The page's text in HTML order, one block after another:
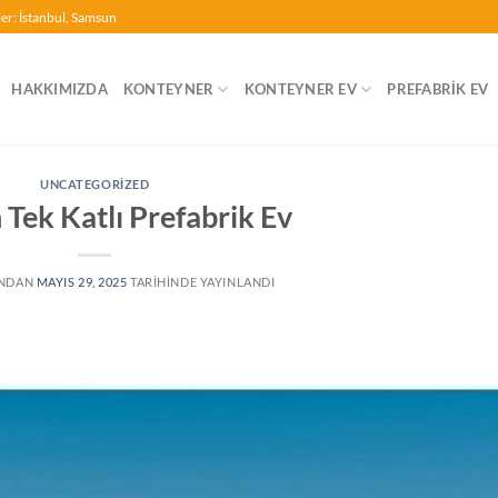
İstanbul, Samsun
HAKKIMIZDA KONTEYNER KONTEYNER EV PREFABRIK EV
UNCATEGORIZED
Katlı Prefabrik Ev
MAYIS 29, 2025 TARIHINDE YAYINLANDI